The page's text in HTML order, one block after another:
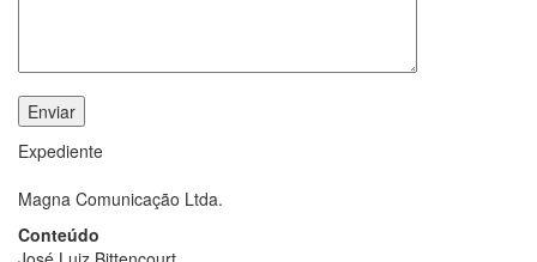
Expediente
Magna Comunicação Ltda.
Conteúdo